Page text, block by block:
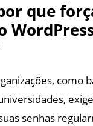
que
como
senhas